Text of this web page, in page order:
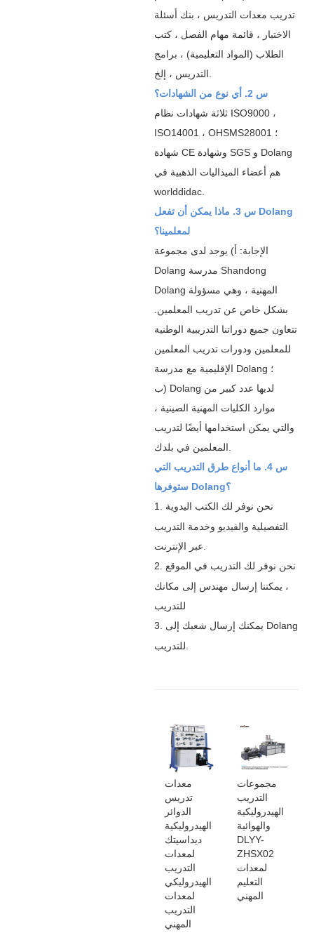
تدريب معدات التدريس ، بنك أسئلة
الاختبار ، قائمة مهام الفصل ، كتب
الطلاب (المواد التعليمية) ، برامج
س 2. أي نوع من الشهادات؟
ثلاثة شهادات نظام ISO9000 ،
ISO14001 ، OHSMS28001 ؛
شهادة CE وشهادة SGS و Dolang
هم أعضاء الميداليات الذهبية في
worlddidac.
س 3. ماذا يمكن أن تفعل Dolang
لمعلمينا؟
الإجابة: أ) يوجد لدى مجموعة
Dolang مدرسة Shandong
Dolang المهنية ، وهي مسؤولة
بشكل خاص عن تدريب المعلمين.
تتعاون جميع دوراتنا التدريبية الوطنية
للمعلمين ودورات تدريب المعلمين
الإقليمية مع مدرسة Dolang ؛
ب) Dolang لديها عدد كبير من
موارد الكليات المهنية الصينية ،
والتي يمكن استخدامها أيضًا لتدريب
س 4. ما أنواع طرق التدريب التي
ستوفرها Dolang؟
1.
نحن نوفر لك الكتب اليدوية
التفصيلية والفيديو وخدمة التدريب
2.
نحن نوفر لك التدريب في الموقع
، يمكننا إرسال مهندس إلى مكانك
للتدريب
3.
يمكنك إرسال شعبك إلى Dolang
معدات
تدريس
الدوائر
الهيدروليكية
ديداسيتك
لمعدات
التدريب
الهيدروليكي
لمعدات
التدريب
المهني
مجموعات
التدريب
الهيدروليكية
والهوائية
DLYY-
ZHSX02
لمعدات
التعليم
المهني